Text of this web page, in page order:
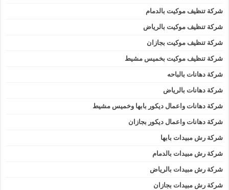
شركة تنظيف موكيت بالدمام
شركة تنظيف موكيت بالرياض
شركة تنظيف موكيت بجازان
شركة تنظيف موكيت بخميس مشيط
شركة دهانات بالباحه
شركة دهانات بالرياض
شركة دهانات واعمال ديكور بابها وخميس مشيط
شركة دهانات واعمال ديكور بجازان
شركة رش مبيدات بابها
شركة رش مبيدات بالدمام
شركة رش مبيدات بالرياض
شركة رش مبيدات بجازان